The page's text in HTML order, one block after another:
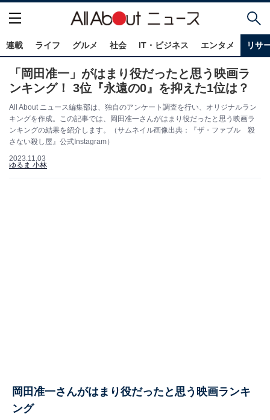
連載 ライフ グルメ 社会 IT・ビジネス エンタメ リサ
「岡田准一」がはまり役だったと思う映画ラ
ンキング！ 3位『永遠の0』を抑えた1位は？
All About ニュース編集部は、独自のアンケート調査を行い、オリジナルラン
キングを作成。この記事では、岡田准一さんがはまり役だったと思う映画ラ
ンキングの結果を紹介します。（サムネイル画像出典：『ザ・ファブル 殺
さない殺し屋』公式Instagram）
2023.11.03
ゆるま 小林
岡田准一さんがはまり役だったと思う映画ランキ
ング